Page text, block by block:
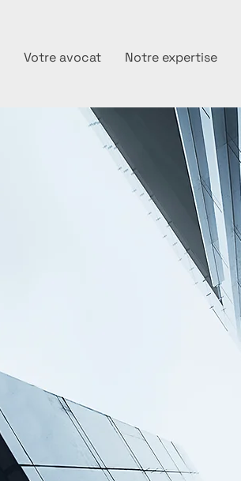
Votre avocat Notre expertise